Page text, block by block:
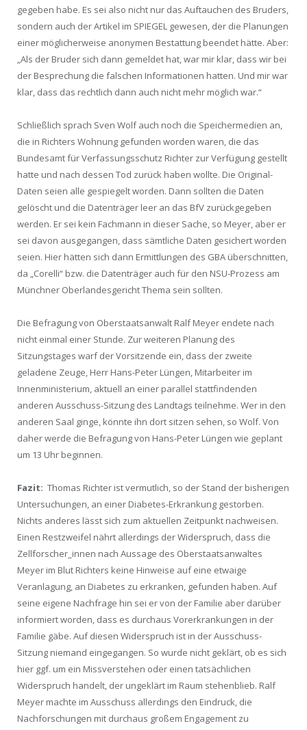
gegeben habe. Es sei also nicht nur das Auftauchen des Bruders,
sondern auch der Artikel im SPIEGEL gewesen, der die Planungen
einer möglicherweise anonymen Bestattung beendet hätte. Aber:
„Als der Bruder sich dann gemeldet hat, war mir klar, dass wir bei
der Besprechung die falschen Informationen hatten. Und mir war
klar, dass das rechtlich dann auch nicht mehr möglich war.“
Schließlich sprach Sven Wolf auch noch die Speichermedien an,
die in Richters Wohnung gefunden worden waren, die das
Bundesamt für Verfassungsschutz Richter zur Verfügung gestellt
hatte und nach dessen Tod zurück haben wollte. Die Original-
Daten seien alle gespiegelt worden. Dann sollten die Daten
gelöscht und die Datenträger leer an das BfV zurückgegeben
werden. Er sei kein Fachmann in dieser Sache, so Meyer, aber er
sei davon ausgegangen, dass sämtliche Daten gesichert worden
seien. Hier hätten sich dann Ermittlungen des GBA überschnitten,
da „Corelli“ bzw. die Datenträger auch für den NSU-Prozess am
Münchner Oberlandesgericht Thema sein sollten.
Die Befragung von Oberstaatsanwalt Ralf Meyer endete nach
nicht einmal einer Stunde. Zur weiteren Planung des
Sitzungstages warf der Vorsitzende ein, dass der zweite
geladene Zeuge, Herr Hans-Peter Lüngen, Mitarbeiter im
Innenministerium, aktuell an einer parallel stattfindenden
anderen Ausschuss-Sitzung des Landtags teilnehme. Wer in den
anderen Saal ginge, könnte ihn dort sitzen sehen, so Wolf. Von
daher werde die Befragung von Hans-Peter Lüngen wie geplant
um 13 Uhr beginnen.
Fazit: Thomas Richter ist vermutlich, so der Stand der bisherigen
Untersuchungen, an einer Diabetes-Erkrankung gestorben.
Nichts anderes lässt sich zum aktuellen Zeitpunkt nachweisen.
Einen Restzweifel nährt allerdings der Widerspruch, dass die
Zellforscher_innen nach Aussage des Oberstaatsanwaltes
Meyer im Blut Richters keine Hinweise auf eine etwaige
Veranlagung, an Diabetes zu erkranken, gefunden haben. Auf
seine eigene Nachfrage hin sei er von der Familie aber darüber
informiert worden, dass es durchaus Vorerkrankungen in der
Familie gäbe. Auf diesen Widerspruch ist in der Ausschuss-
Sitzung niemand eingegangen. So wurde nicht geklärt, ob es sich
hier ggf. um ein Missverstehen oder einen tatsächlichen
Widerspruch handelt, der ungeklärt im Raum stehenblieb. Ralf
Meyer machte im Ausschuss allerdings den Eindruck, die
Nachforschungen mit durchaus großem Engagement zu